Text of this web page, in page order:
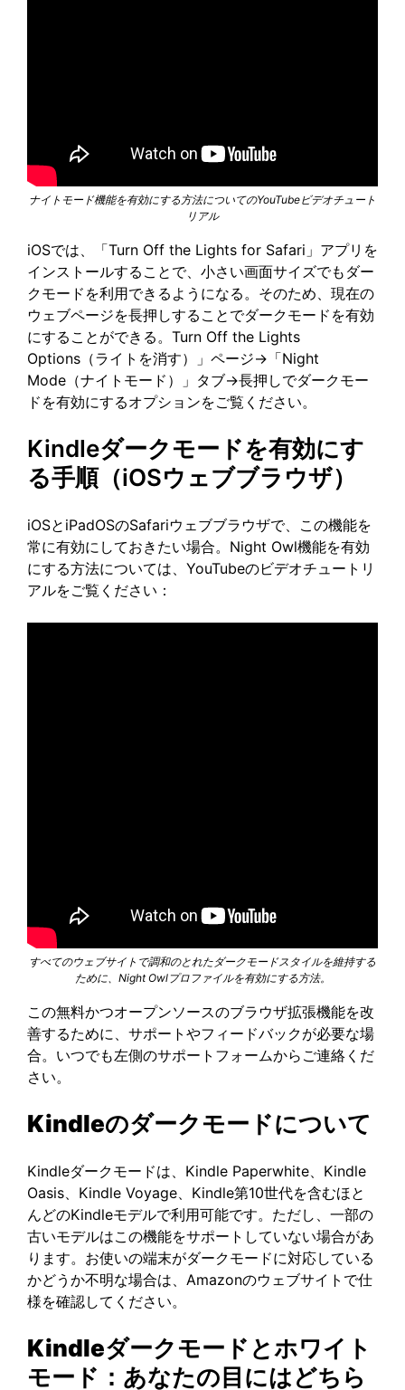
ナイトモード機能を有効にする方法についてのYouTubeビデオチュート
リアル
iOSでは、「Turn Off the Lights for Safari」アプリを
インストールすることで、小さい画面サイズでもダー
クモードを利用できるようになる。そのため、現在の
ウェブページを長押しすることでダークモードを有効
にすることができる。Turn Off the Lights
Options（ライトを消す）」ページ→「Night
Mode（ナイトモード）」タブ→長押しでダークモー
ドを有効にするオプションをご覧ください。
Kindleダークモードを有効にす
る手順（iOSウェブブラウザ）
iOSとiPadOSのSafariウェブブラウザで、この機能を
常に有効にしておきたい場合。Night Owl機能を有効
にする方法については、YouTubeのビデオチュートリ
アルをご覧ください：
すべてのウェブサイトで調和のとれたダークモードスタイルを維持する
ために、Night Owlプロファイルを有効にする方法。
この無料かつオープンソースのブラウザ拡張機能を改
善するために、サポートやフィードバックが必要な場
合。いつでも左側のサポートフォームからご連絡くだ
さい。
Kindleのダークモードについて
Kindleダークモードは、Kindle Paperwhite、Kindle
Oasis、Kindle Voyage、Kindle第10世代を含むほと
んどのKindleモデルで利用可能です。ただし、一部の
古いモデルはこの機能をサポートしていない場合があ
ります。お使いの端末がダークモードに対応している
かどうか不明な場合は、Amazonのウェブサイトで仕
様を確認してください。
Kindleダークモードとホワイト
モード：あなたの目にはどちら